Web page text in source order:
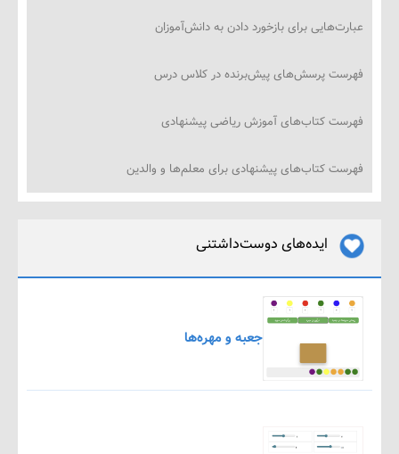
برای بازخورد دادن به دانش‌آموزان
پرسش‌های پیش‌برنده در کلاس درس
کتاب‌های آموزش ریاضی پیشنهادی
کتاب‌های پیشنهادی برای معلم‌ها و والدین
ایده‌های دوست‌داشتنی
جعبه و مهره‌ها